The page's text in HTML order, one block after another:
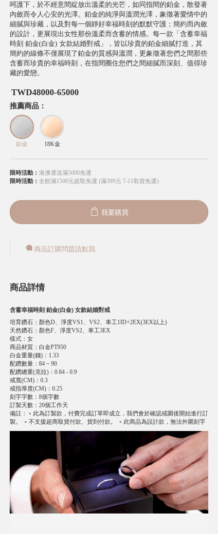
呵護下，於不經意間綻放出溫柔的光芒，如同指間的鉑金，散發著
內斂而令人心安的光澤。鉑金的純淨與溫潤光澤，象徵著愛情中的
細膩與珍藏，以及對每一個靜好幸福時刻的默默守護；簡約而內斂
的設計，更展現出女性那份溫柔而含蓄的情感。每一款「含蓄幸福
時刻 鉑金(白金) 女款結婚對戒」，皆以珍貴的鉑金細膩打造，其
簡約的線條不僅展現了鉑金的質感與溫潤，更象徵著您們之間那些
含蓄而珍貴的幸福時刻，在指間圈住您們之間細膩而深刻、值得珍
藏的愛戀。
TWD48000-65000
推薦商品：
鉑金 18K金
限時活動： 港澳運送滿5000免運
限時活動： 全館滿1500元超取免運 (滿399元 7-11取貨免運)
我要購買
商品訂購問題請點我
商品詳情
含蓄幸福時刻 鉑金(白金) 女款結婚對戒
培育鑽石 ： 顏色D、淨度VS1、VS2、車工1ID+2EX(3EX以上)
天然鑽石 ： 顏色F、淨度VS2、車工3EX
樣式 ： 女
商品材質 ： 白金PT950
白金重量(錢) ： 1.33
配鑽數量 ： 84 ~ 90
配鑽總重(克拉) ： 0.84 - 0.9
戒寬(CM) ： 0.3
戒指厚度(CM) ： 0.25
刻字字數 ： 8個字數
訂製天數 ： 20個工作天
備註 ： ﹡此為訂製款，付費完成訂單即成立，我們會於確認戒圍後開始進行訂
製。 ﹡不支援超商取貨付款、貨到付款。 ﹡此商品為設計款，無法外圍刻字